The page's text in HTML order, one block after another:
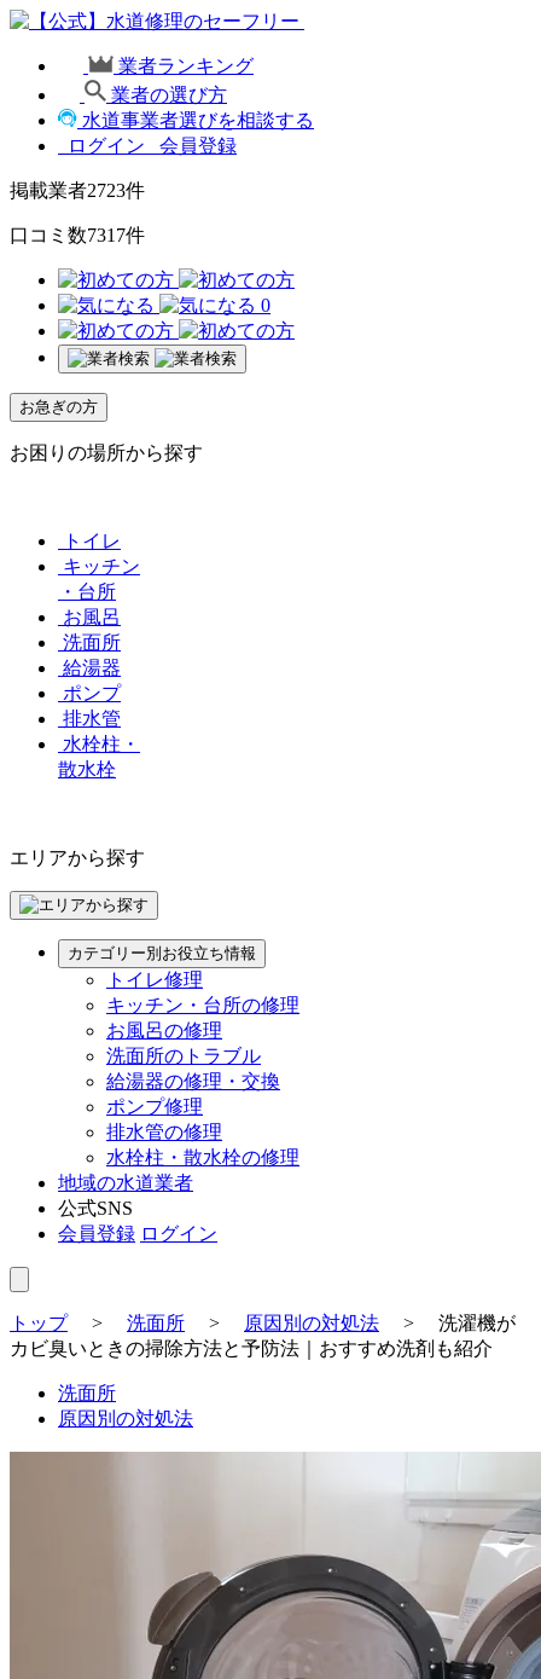
業者ランキング
業者の選び方
水道事業者選びを相談する
ログイン
会員登録
掲載業者2723件
口コミ数7317件
0
お急ぎの方
お困りの場所から探す
トイレ
キッチン
・台所
お風呂
洗面所
給湯器
ポンプ
排水管
水栓柱・
散水栓
エリアから探す
カテゴリー別お役立ち情報
トイレ修理
キッチン・台所の修理
お風呂の修理
洗面所のトラブル
給湯器の修理・交換
ポンプ修理
排水管の修理
水栓柱・散水栓の修理
地域の水道業者
公式SNS
会員登録 ログイン
トップ> 洗面所 > 原因別の対処法 > 洗濯機が
カビ臭いときの掃除方法と予防法｜おすすめ洗剤も紹介
洗面所
原因別の対処法